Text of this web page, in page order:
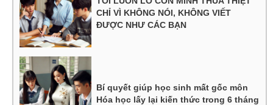
CHỈ VÌ KHÔNG NÓI, KHÔNG VIẾT
ĐƯỢC NHƯ CÁC BẠN
Bí quyết giúp học sinh mất gốc môn
Hóa học lấy lại kiến thức trong 6 tháng